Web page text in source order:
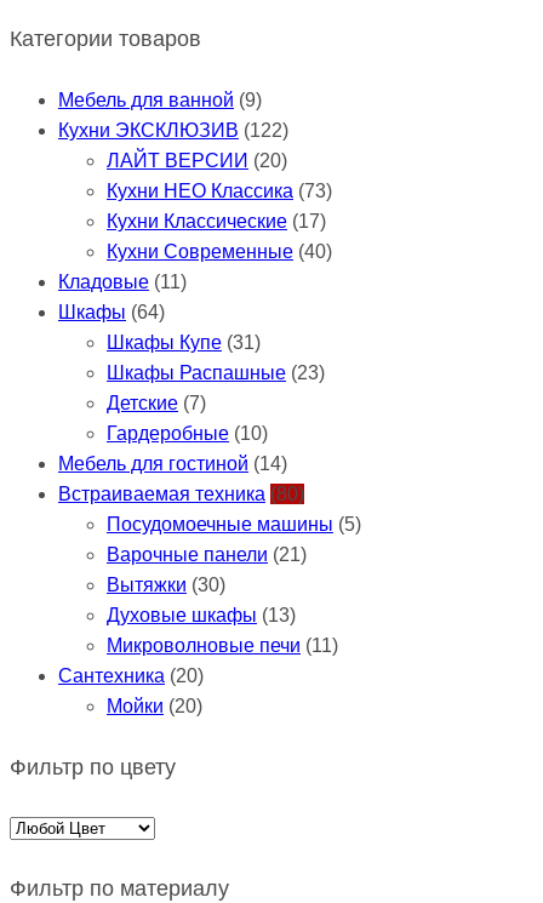
Категории товаров
Мебель для ванной (9)
Кухни ЭКСКЛЮЗИВ (122)
ЛАЙТ ВЕРСИИ (20)
Кухни НЕО Классика (73)
Кухни Классические (17)
Кухни Современные (40)
Кладовые (11)
Шкафы (64)
Шкафы Купе (31)
Шкафы Распашные (23)
Детские (7)
Гардеробные (10)
Мебель для гостиной (14)
Встраиваемая техника (80)
Посудомоечные машины (5)
Варочные панели (21)
Вытяжки (30)
Духовые шкафы (13)
Микроволновые печи (11)
Сантехника (20)
Мойки (20)
Фильтр по цвету
Фильтр по материалу